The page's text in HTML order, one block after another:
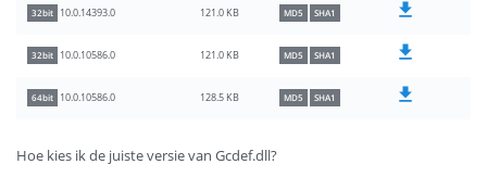
32bit 10.0.14393.0 121.0 KB MD5 SHA1
32bit 10.0.10586.0 121.0 KB MD5 SHA1
64bit 10.0.10586.0 128.5 KB MD5 SHA1
Hoe kies ik de juiste versie van Gcdef.dll?